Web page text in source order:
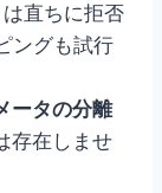
直ちに拒否
ングも試行
ータの分離
存在しませ